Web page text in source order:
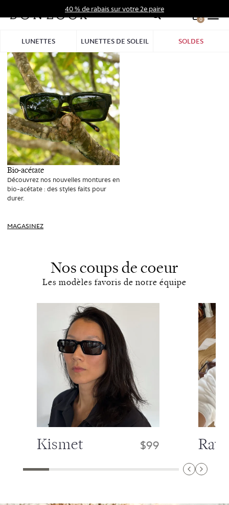
au
40 % de rabais sur votre 2e paire
0
LUNETTES LUNETTES DE SOLEIL SOLDES
Bio-acétate
Découvrez nos nouvelles montures en
bio-acétate : des styles faits pour
durer.
MAGASINEZ
Nos coups de coeur
Les modèles favoris de notre équipe
Diapositive 1 sur 6
Kismet $99